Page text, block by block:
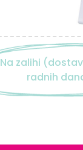
Na zalihi
radnih